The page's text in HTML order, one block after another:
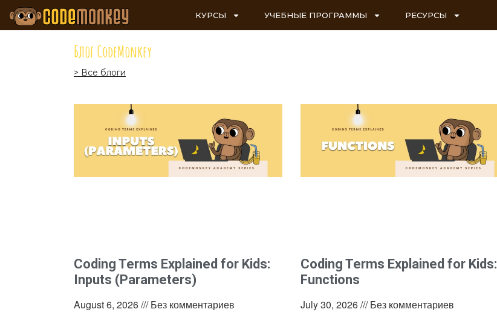
КУРСЫ УЧЕБНЫЕ ПРОГРАММЫ РЕСУРСЫ
Блог CodeMonkey
> Все блоги
Coding Terms Explained for Kids:
Inputs (Parameters)
August 6, 2026
Без комментариев
Coding Terms Explained for Kids:
Functions
July 30, 2026
Без комментариев